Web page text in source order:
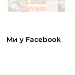
Ми у Facebook